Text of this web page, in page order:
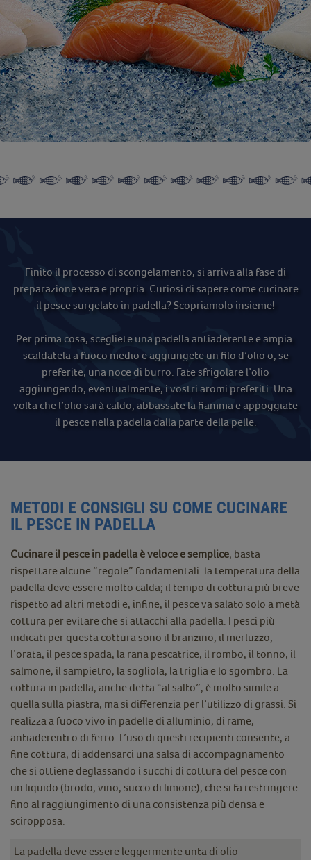
Finito il processo di scongelamento, si arriva alla fase di
preparazione vera e propria. Curiosi di sapere come cucinare
il pesce surgelato in padella? Scopriamolo insieme!
Per prima cosa, scegliete una padella antiaderente e ampia:
scaldatela a fuoco medio e aggiungete un filo d’olio o, se
preferite, una noce di burro. Fate sfrigolare l’olio
aggiungendo, eventualmente, i vostri aromi preferiti. Una
volta che l’olio sarà caldo, abbassate la fiamma e appoggiate
il pesce nella padella dalla parte della pelle.
METODI E CONSIGLI SU COME CUCINARE
IL PESCE IN PADELLA
Cucinare il pesce in padella è veloce e semplice, basta
rispettare alcune “regole” fondamentali: la temperatura della
padella deve essere molto calda; il tempo di cottura più breve
rispetto ad altri metodi e, infine, il pesce va salato solo a metà
cottura per evitare che si attacchi alla padella. I pesci più
indicati per questa cottura sono il branzino, il merluzzo,
l’orata, il pesce spada, la rana pescatrice, il rombo, il tonno, il
salmone, il sampietro, la sogliola, la triglia e lo sgombro. La
cottura in padella, anche detta “al salto”, è molto simile a
quella sulla piastra, ma si differenzia per l’utilizzo di grassi. Si
realizza a fuoco vivo in padelle di alluminio, di rame,
antiaderenti o di ferro. L’uso di questi recipienti consente, a
fine cottura, di addensarci una salsa di accompagnamento
che si ottiene deglassando i succhi di cottura del pesce con
un liquido (brodo, vino, succo di limone), che si fa restringere
fino al raggiungimento di una consistenza più densa e
sciropposa.
La padella deve essere leggermente unta di olio